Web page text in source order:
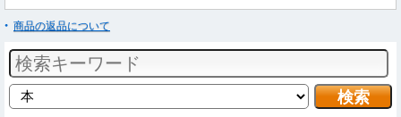
商品の返品について